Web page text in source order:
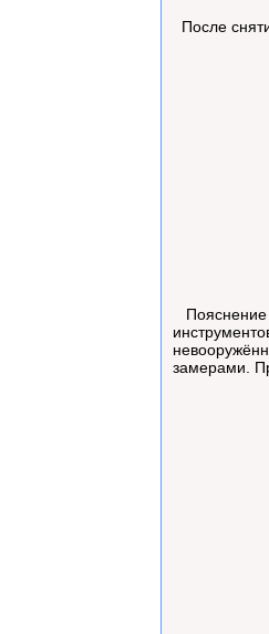
После
Пояснение
замерами.